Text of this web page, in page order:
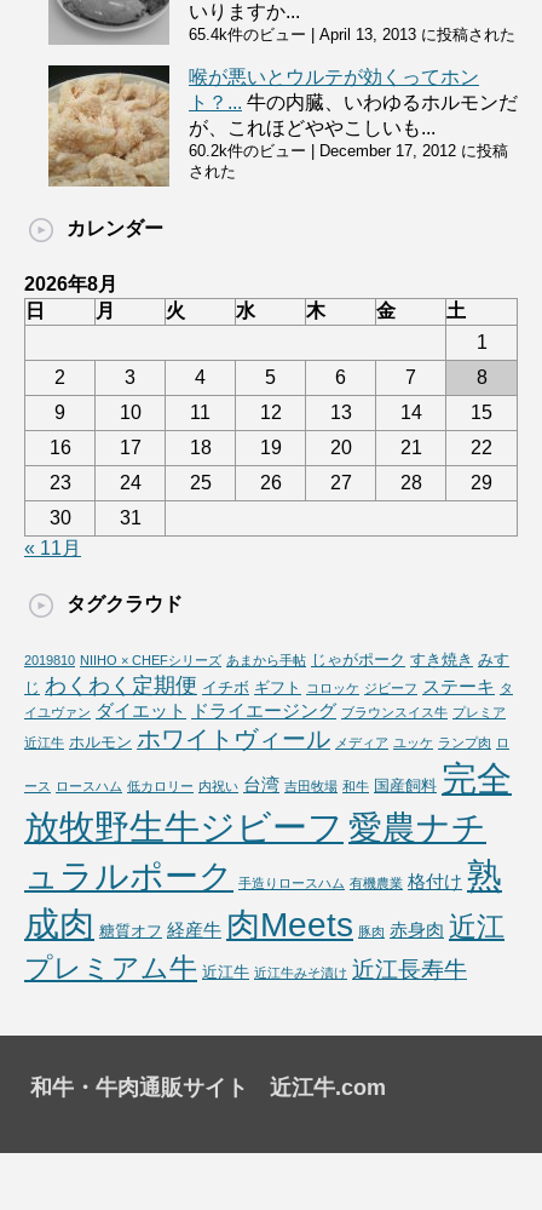
いりますか...
65.4k件のビュー April 13, 2013 に投稿された
喉が悪いとウルテが効くってホン
ト？... 牛の内臓、いわゆるホルモンだ
が、これほどややこしいも...
60.2k件のビュー
December 17, 2012 に投稿
された
カレンダー
2026年8月
日
月 火 水 木 金
土
1
2
3 4 5 6 7
8
9
10 11 12 13 14
15
16
17 18 19 20 21
22
23
24 25 26 27 28
29
30
31
« 11月
タグクラウド
2019810 NIIHO × CHEFシリーズ あまから手帖 じゃがポーク すき焼き みす
じ わくわく定期便 イチボ ギフト コロッケ ジビーフ ステーキ タ
イユヴァン ダイエット ドライエージング ブラウンスイス牛 プレミア
近江牛 ホルモン ホワイトヴィール メディア ユッケ ランプ肉 ロ
ース ロースハム 低カロリー 内祝い 台湾 吉田牧場 和牛 国産飼料 完全
放牧野生牛ジビーフ 愛農ナチ
ュラルポーク
手造りロースハム 有機農業 格付け 熟
成肉 糖質オフ 経産牛 肉Meets 豚肉 赤身肉 近江
プレミアム牛 近江牛 近江牛みそ漬け 近江長寿牛
和牛・牛肉通販サイト 近江牛.com